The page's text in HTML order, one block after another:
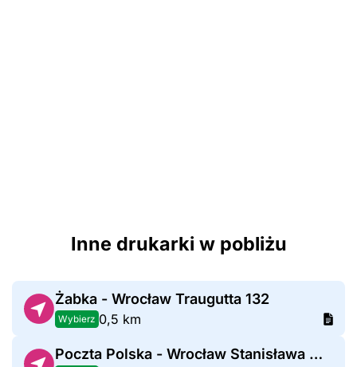
Inne drukarki w pobliżu
Żabka - Wrocław Traugutta 132
Wybierz 0,5 km
Poczta Polska - Wrocław Stanisława Małachowskiego